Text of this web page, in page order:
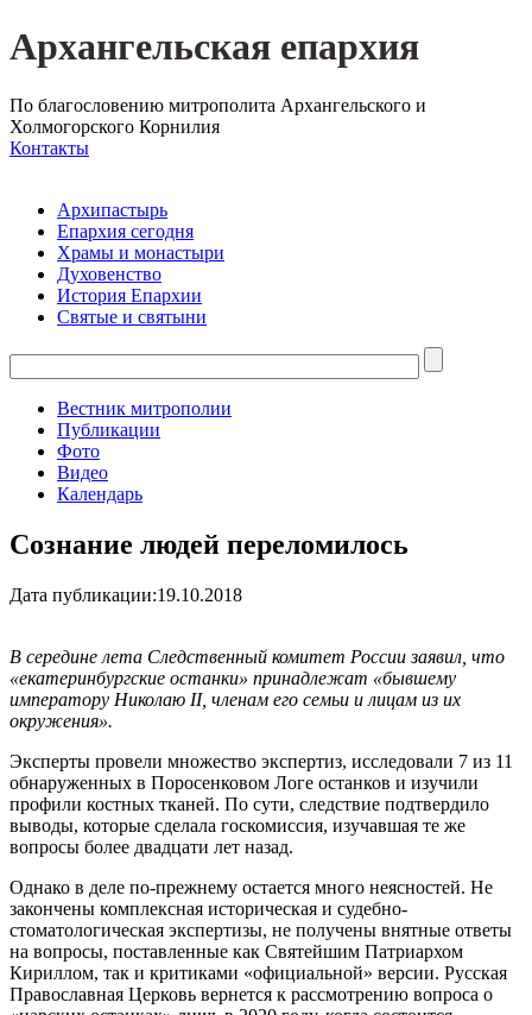
Архангельская епархия
По благословению митрополита Архангельского и
Холмогорского Корнилия
Контакты
Архипастырь
Епархия сегодня
Храмы и монастыри
Духовенство
История Епархии
Святые и святыни
Вестник митрополии
Публикации
Фото
Видео
Календарь
Сознание людей переломилось
Дата публикации:19.10.2018
В середине лета Следственный комитет России заявил, что
«екатеринбургские останки» принадлежат «бывшему
императору Николаю II, членам его семьи и лицам из их
окружения».
Эксперты провели множество экспертиз, исследовали 7 из 11
обнаруженных в Поросенковом Логе останков и изучили
профили костных тканей. По сути, следствие подтвердило
выводы, которые сделала госкомиссия, изучавшая те же
вопросы более двадцати лет назад.
Однако в деле по-прежнему остается много неясностей. Не
закончены комплексная историческая и судебно-
стоматологическая экспертизы, не получены внятные ответы
на вопросы, поставленные как Святейшим Патриархом
Кириллом, так и критиками «официальной» версии. Русская
Православная Церковь вернется к рассмотрению вопроса о